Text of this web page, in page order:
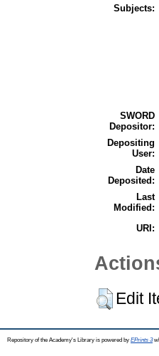
Subjects:
SWORD
Depositor:
Depositing
User:
Date
Deposited:
Last
Modified:
URI:
Edit
Repository of the Academy's Library is powered by EPrints 3